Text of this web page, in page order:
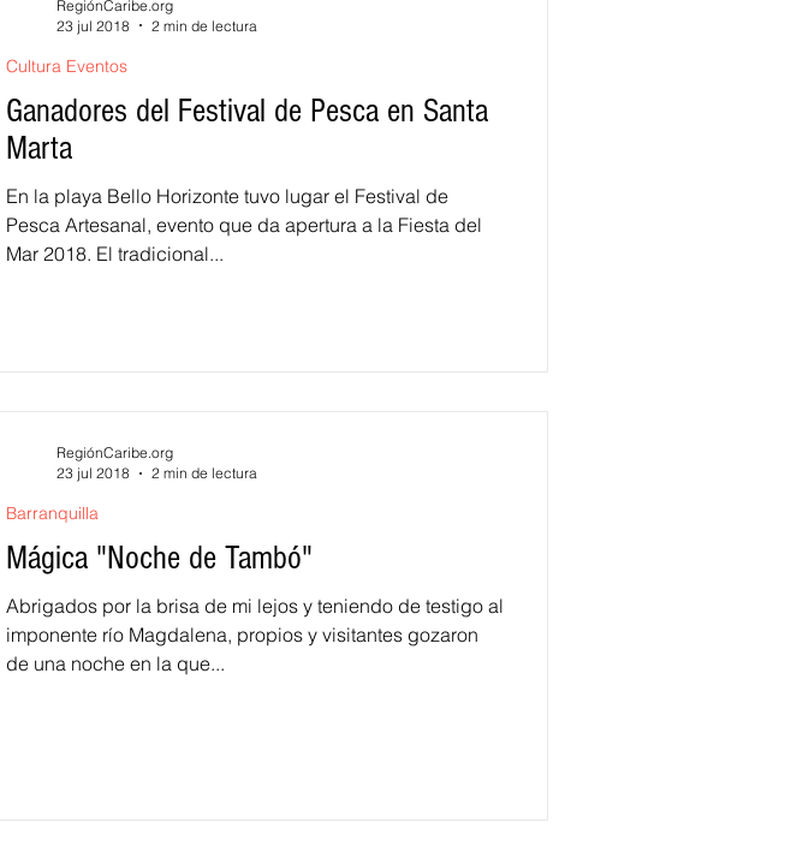
Ganadores del Festival de Pesca en Santa
Marta
En la playa Bello Horizonte tuvo lugar el Festival de
Pesca Artesanal, evento que da apertura a la Fiesta del
Mar 2018. El tradicional...
Cultura Eventos
RegiónCaribe.org
23 jul 2018
2 min de lectura
Mágica "Noche de Tambó"
Abrigados por la brisa de mi lejos y teniendo de testigo al
imponente río Magdalena, propios y visitantes gozaron
de una noche en la que...
Barranquilla
RegiónCaribe.org
23 jul 2018
2 min de lectura